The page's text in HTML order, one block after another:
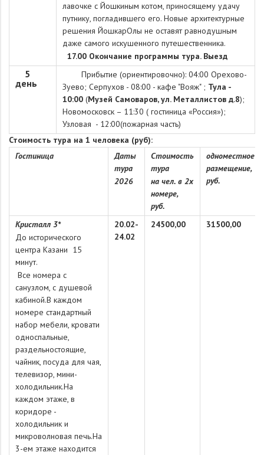
лавочке с Йошкиным котом, приносящему удачу
путнику, погладившего его. Новые архитектурные
решения ЙошкарОлы не оставят равнодушным
даже самого искушенного путешественника.
17.00 Окончание программы тура. Выезд
5
день
Прибытие (ориентировочно): 04:00 Орехово-
Зуево; Серпухов - 08:00 - кафе "Вояж" ; Тула -
10:00 (Музей Самоваров, ул. Металлистов д.8);
Новомосковск – 11:30 ( гостиница «Россия»);
Узловая - 12:00(пожарная часть)
Стоимость тура на 1 человека (руб):
Гостиница
Даты
тура
2026
Стоимость
тура
на чел. в 2х
номере,
руб.
одноместное
размещение,
руб.
Кристалл 3*
До исторического
центра Казани 15
минут.
Все номера с
санузлом, с душевой
кабиной.В каждом
номере стандартный
набор мебели, кровати
односпальные,
раздельностоящие,
чайник, посуда для чая,
телевизор, мини-
холодильник.На
каждом этаже, в
коридоре -
холодильник и
микроволновая печь.На
3-ем этаже находится
20.02-
24.02
24500,00 31500,00